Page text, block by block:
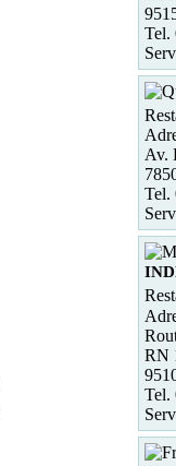
Tel.
Av.
Tel.
RN
Tel.